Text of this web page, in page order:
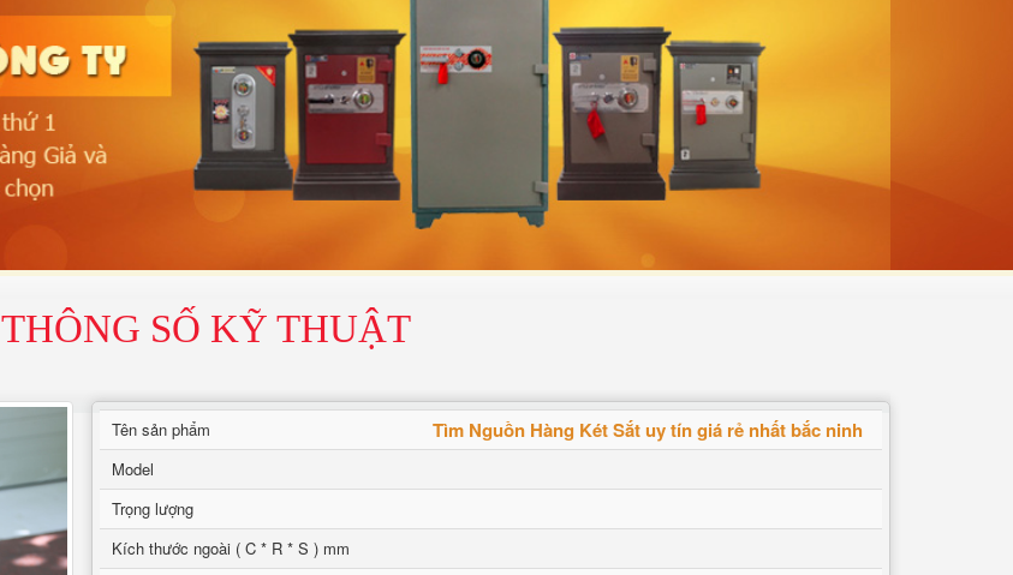
THÔNG SỐ KỸ THUẬT
Tên sản phẩm Tìm Nguồn Hàng Két Sắt uy tín giá rẻ nhất bắc ninh
Model
Trọng lượng
Kích thước ngoài ( C * R * S ) mm